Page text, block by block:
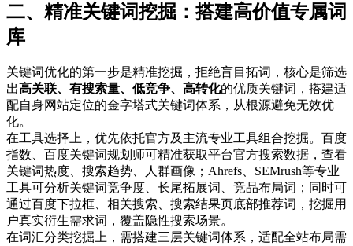
二、精准关键词挖掘：搭建高价值专属词
库
关键词优化的第一步是精准挖掘，拒绝盲目拓词，核心是筛选
出高关联、有搜索量、低竞争、高转化的优质关键词，搭建适
配自身网站定位的金字塔式关键词体系，从根源避免无效优
化。
在工具选择上，优先依托官方及主流专业工具组合挖掘。百度
指数、百度关键词规划师可精准获取平台官方搜索数据，查看
关键词热度、搜索趋势、人群画像；Ahrefs、SEMrush等专业
工具可分析关键词竞争度、长尾拓展词、竞品布局词；同时可
通过百度下拉框、相关搜索、搜索结果页底部推荐词，挖掘用
户真实衍生需求词，覆盖隐性搜索场景。
在词汇分类挖掘上，需搭建三层关键词体系，适配全站布局需